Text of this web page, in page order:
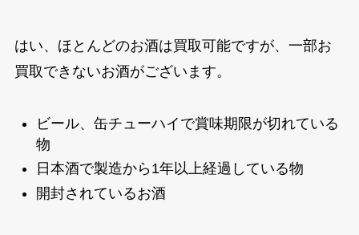
はい、ほとんどのお酒は買取可能ですが、一部お
買取できないお酒がございます。
ビール、缶チューハイで賞味期限が切れている
物
日本酒で製造から1年以上経過している物
開封されているお酒